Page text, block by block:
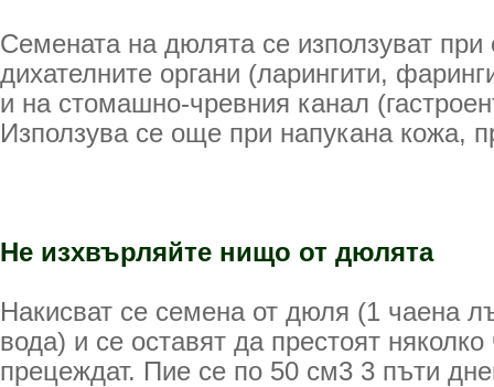
Семената на дюлята се използуват при
ди­хателните органи (ларингити,
и на стомашно-чревния канал
Използува се още при напукана кожа,
Не изхвърляйте нищо от дюлята
Накисват се семена от дюля (1 чаена
вода) и се оставят да престоят
прецеждат. Пие се по 50 см3 3 пъти